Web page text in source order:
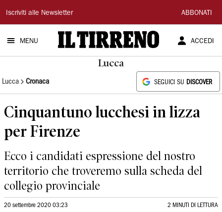
Il
Tirreno
Iscriviti alle Newsletter ABBONATI
MENU ACCEDI
Lucca
Lucca Cronaca SEGUICI SU DISCOVER
Cinquantuno lucchesi in lizza
per Firenze
Ecco i candidati espressione del nostro
territorio che troveremo sulla scheda del
collegio provinciale
20 settembre 2020 03:23 2 MINUTI DI LETTURA